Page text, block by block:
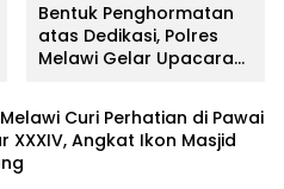
Bentuk Penghormatan
atas Dedikasi, Polres
Melawi Gelar Upacara
Tabrani Lumban Tobing
Curi Perhatian di Pawai
XXXIV, Angkat Ikon Masjid